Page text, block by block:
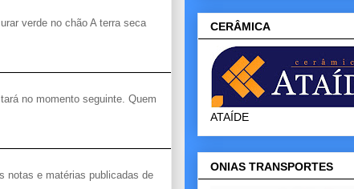
verde no chão A terra seca
no momento seguinte. Quem
notas e matérias publicadas de
CERÂMICA
ATAÍDE
ONIAS TRANSPORTES